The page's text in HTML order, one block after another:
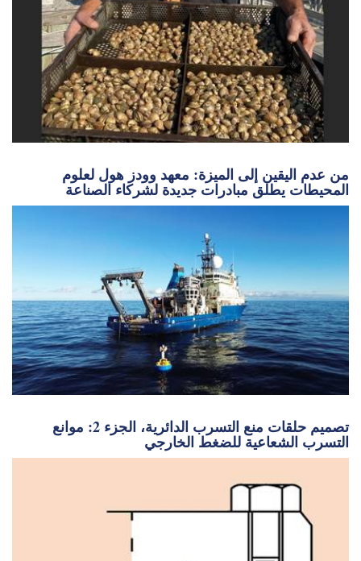
من عدم اليقين إلى الميزة: معهد وودز هول لعلوم
المحيطات يطلق مبادرات جديدة لشركاء الصناعة
تصميم حلقات منع التسرب الدائرية، الجزء 2: موانع
التسرب الشعاعية للضغط الخارجي